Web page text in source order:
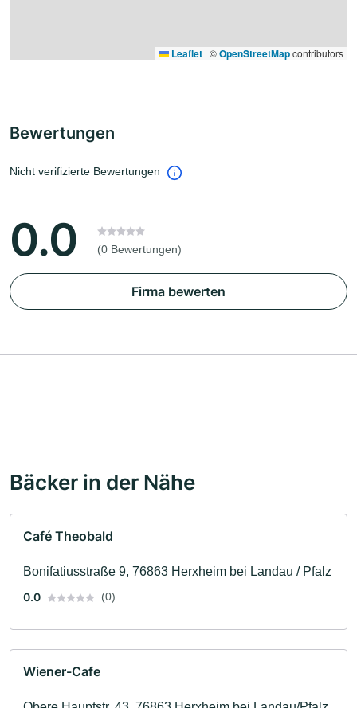
Leaflet | ©OpenStreetMapcontributors
Bewertungen
Nicht verifizierte Bewertungen
0.0 (0 Bewertungen)
Firma bewerten
Bäcker in der Nähe
Café Theobald
Bonifatiusstraße 9, 76863 Herxheim bei Landau / Pfalz
0.0
(0)
Wiener-Cafe